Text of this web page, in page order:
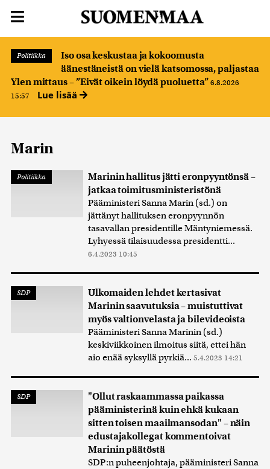
Politiikka
Iso osa keskustaa ja kokoomusta
äänestäneistä on vielä katsomossa, paljastaa
Ylen mittaus – ”Eivät oikein löydä puoluetta” 6.8.2026
15:57
Lue lisää
Marin
Politiikka
Marinin hallitus jätti eronpyyntönsä –
jatkaa toimitusministeristönä
Pääministeri Sanna Marin (sd.) on
jättänyt hallituksen eronpyynnön
tasavallan presidentille Mäntyniemessä.
Lyhyessä tilaisuudessa presidentti...
6.4.2023 10:45
SDP
Ulkomaiden lehdet kertasivat
Marinin saavutuksia – muistuttivat
myös valtionvelasta ja bilevideoista
Pääministeri Sanna Marinin (sd.)
keskiviikkoinen ilmoitus siitä, ettei hän
aio enää syksyllä pyrkiä... 5.4.2023 14:21
SDP
"Ollut raskaammassa paikassa
pääministerinä kuin ehkä kukaan
sitten toisen maailmansodan" – näin
edustajakollegat kommentoivat
Marinin päätöstä
SDP:n puheenjohtaja, pääministeri Sanna